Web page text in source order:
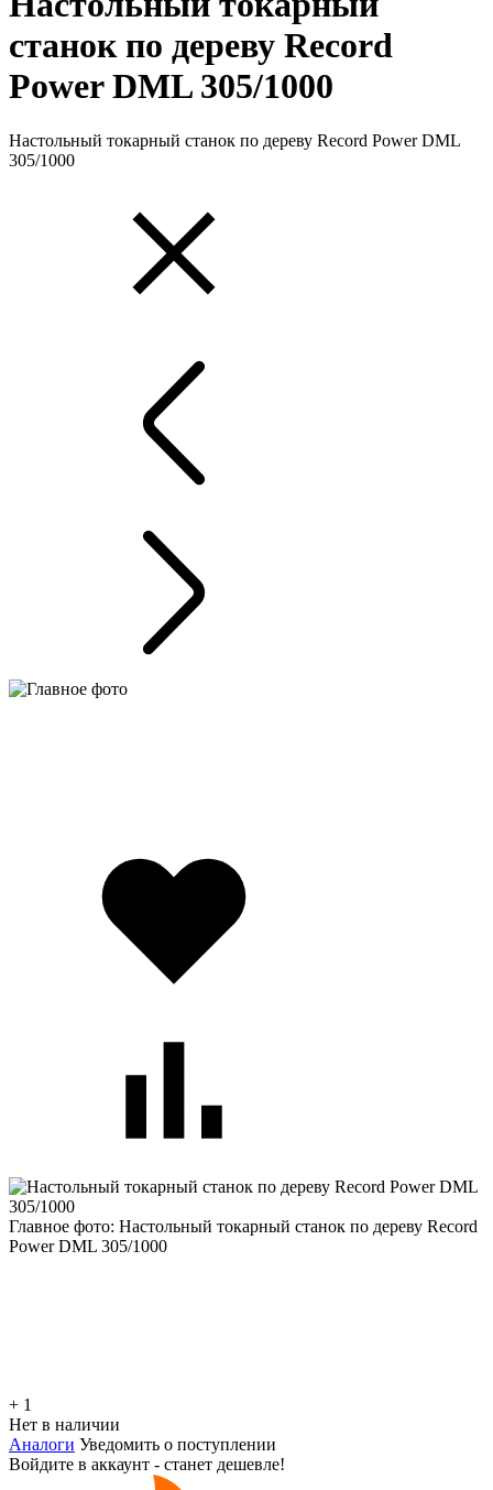
станок по дереву Record
Power DML 305/1000
Настольный токарный станок по дереву Record Power DML
305/1000
Главное фото: Настольный токарный станок по дереву Record
Power DML 305/1000
+ 1
Нет в наличии
Аналоги Уведомить о поступлении
Войдите в аккаунт - станет дешевле!